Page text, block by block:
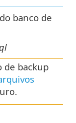
banco de
de backup